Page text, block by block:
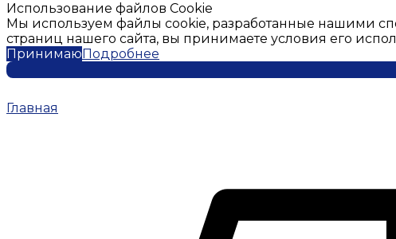
Использование файлов Cookie
Мы используем файлы cookie, разработанные нашими
страниц нашего сайта, вы принимаете условия его
ПринимаюПодробнее
Главная